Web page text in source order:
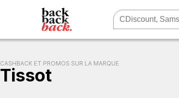
CASHBACK ET PROMOS SUR LA MARQUE
Tissot